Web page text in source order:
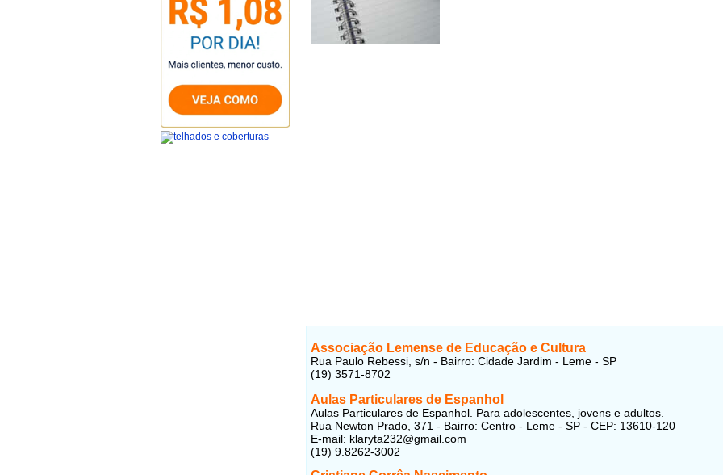
Associação Lemense de Educação e Cultura
Rua Paulo Rebessi, s/n - Bairro: Cidade Jardim - Leme - SP
(19) 3571-8702
Aulas Particulares de Espanhol
Aulas Particulares de Espanhol. Para adolescentes, jovens e adultos.
Rua Newton Prado, 371 - Bairro: Centro - Leme - SP - CEP: 13610-120
E-mail: klaryta232@gmail.com
(19) 9.8262-3002